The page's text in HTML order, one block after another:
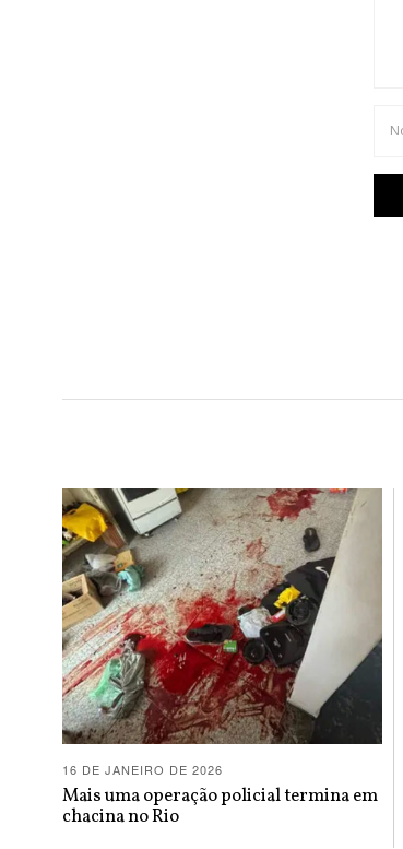
16 DE JANEIRO DE 2026
Mais uma operação policial termina em
chacina no Rio